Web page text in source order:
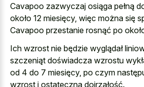
Cavapoo zazwyczaj osiąga pełną
około 12 miesięcy, więc można się
Cavapoo przestanie rosnąć po
Ich wzrost nie będzie wyglądał
szczeniąt doświadcza wzrostu
od 4 do 7 miesięcy, po czym
wzrost i ostateczna dojrzałość.